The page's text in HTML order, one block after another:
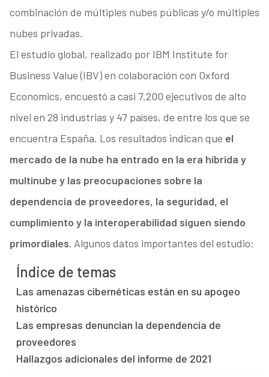
combinación de múltiples nubes públicas y/o múltiples
nubes privadas.
El estudio global, realizado por IBM Institute for
Business Value (IBV) en colaboración con Oxford
Economics, encuestó a casi 7.200 ejecutivos de alto
nivel en 28 industrias y 47 países, de entre los que se
encuentra España. Los resultados indican que el
mercado de la nube ha entrado en la era híbrida y
multinube y las preocupaciones sobre la
dependencia de proveedores, la seguridad, el
cumplimiento y la interoperabilidad siguen siendo
primordiales. Algunos datos importantes del estudio:
Índice de temas
Las amenazas cibernéticas están en su apogeo
histórico
Las empresas denuncian la dependencia de
proveedores
Hallazgos adicionales del informe de 2021